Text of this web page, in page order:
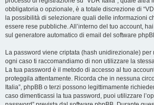
obbligatoria o opzionale, è a totale discrezione di
la possibilità di selezionare quali delle informazioni
essere rese pubbliche. All’interno del tuo account,
sul generatore automatico di email del software
La password viene criptata (hash unidirezionale) per
ogni caso ti raccomandiamo di non utilizzare la
La tua password è il metodo di accesso al tuo
proteggila attentamente. Ricorda che in nessuna
Italia”, phpBB o terzi possono legittimamente
caso dimenticassi la tua password, puoi utilizzare